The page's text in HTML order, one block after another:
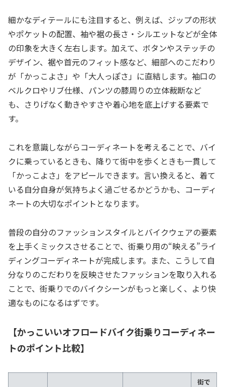
細かなディテールにも注目すると、例えば、ジップの形状
やポケットの配置、袖や裾の長さ・シルエットなどが全体
の印象を大きく左右します。加えて、ボタンやステッチの
デザイン、裾や首元のフィット感など、細部へのこだわり
が「かっこよさ」や「大人っぽさ」に直結します。袖口の
ベルクロやリブ仕様、パンツの膝周りの立体裁断など
も、さりげなく動きやすさや着心地を底上げする要素で
す。
これを意識しながらコーディネートを考えることで、バイ
クに乗っているときも、降りて街中を歩くときも一貫して
「かっこよさ」をアピールできます。言い換えると、着て
いる自分自身が気持ちよく過ごせるかどうかも、コーディ
ネートの大切なポイントとなります。
普段の自分のファッションスタイルとバイクウェアの要素
を上手くミックスさせることで、街乗り用の“映える”ライ
ディングコーディネートが完成します。また、こうして自
分なりのこだわりを反映させたファッションを取り入れる
ことで、街乗りでのバイクシーンがもっと楽しく、より快
適なものになるはずです。
【かっこいいオフロードバイク街乗りコーディネー
トのポイント比較】
街で